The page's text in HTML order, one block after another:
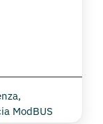
interfaccia ModBUS